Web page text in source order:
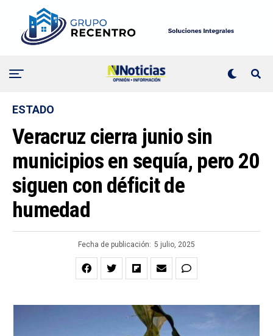
ESTADO
Veracruz cierra junio sin
municipios en sequía, pero 20
siguen con déficit de
humedad
Fecha de publicación: 5 julio, 2025